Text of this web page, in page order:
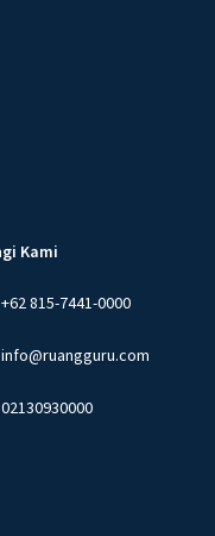
Kami
+62 815-7441-0000
info@ruangguru.com
02130930000